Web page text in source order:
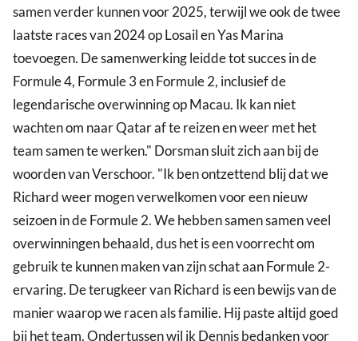
samen verder kunnen voor 2025, terwijl we ook de twee
laatste races van 2024 op Losail en Yas Marina
toevoegen. De samenwerking leidde tot succes in de
Formule 4, Formule 3 en Formule 2, inclusief de
legendarische overwinning op Macau. Ik kan niet
wachten om naar Qatar af te reizen en weer met het
team samen te werken." Dorsman sluit zich aan bij de
woorden van Verschoor. "Ik ben ontzettend blij dat we
Richard weer mogen verwelkomen voor een nieuw
seizoen in de Formule 2. We hebben samen samen veel
overwinningen behaald, dus het is een voorrecht om
gebruik te kunnen maken van zijn schat aan Formule 2-
ervaring. De terugkeer van Richard is een bewijs van de
manier waarop we racen als familie. Hij paste altijd goed
bij het team. Ondertussen wil ik Dennis bedanken voor